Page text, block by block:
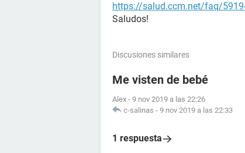
https://salud.ccm.net/faq/
Saludos!
Discusiones similares
Me visten de bebé
Alex - 9 nov 2019 a las 22:26
c-salinas - 9 nov 2019 a las 22:33
1 respuesta